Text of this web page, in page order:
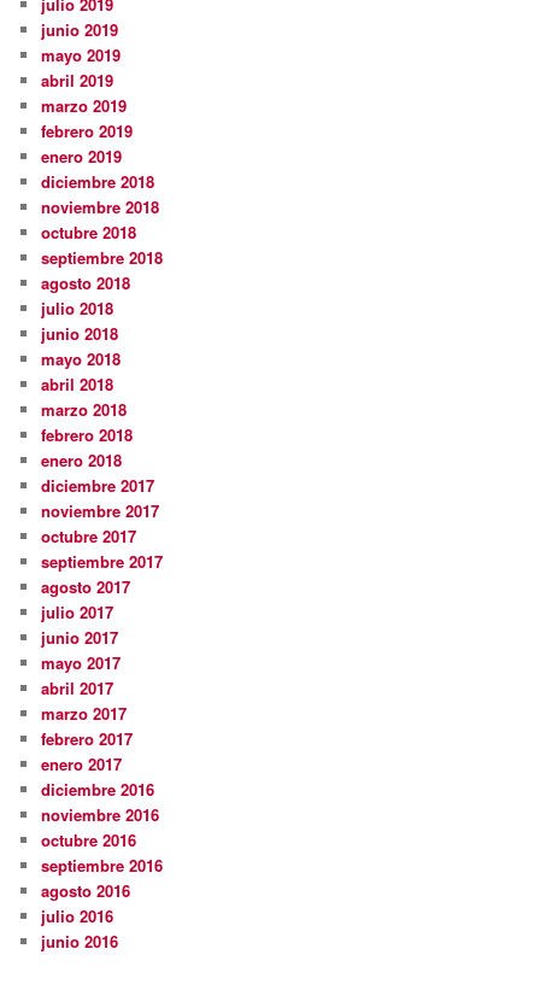
junio 2019
mayo 2019
abril 2019
marzo 2019
febrero 2019
enero 2019
diciembre 2018
noviembre 2018
octubre 2018
septiembre 2018
agosto 2018
julio 2018
junio 2018
mayo 2018
abril 2018
marzo 2018
febrero 2018
enero 2018
diciembre 2017
noviembre 2017
octubre 2017
septiembre 2017
agosto 2017
julio 2017
junio 2017
mayo 2017
abril 2017
marzo 2017
febrero 2017
enero 2017
diciembre 2016
noviembre 2016
octubre 2016
septiembre 2016
agosto 2016
julio 2016
junio 2016